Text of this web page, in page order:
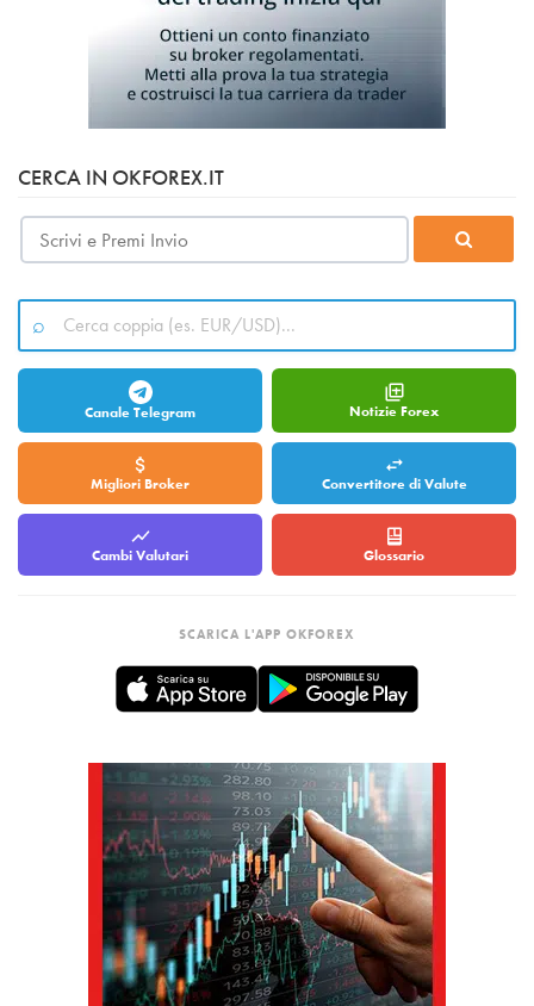
CERCA IN OKFOREX.IT
Canale Telegram Notizie Forex
Migliori Broker Convertitore di Valute
Cambi Valutari Glossario
SCARICA L'APP OKFOREX